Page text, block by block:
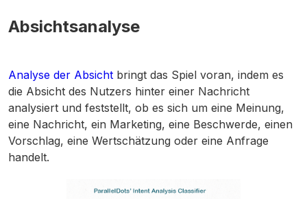
Absichtsanalyse
Analyse der Absicht bringt das Spiel voran, indem es
die Absicht des Nutzers hinter einer Nachricht
analysiert und feststellt, ob es sich um eine Meinung,
eine Nachricht, ein Marketing, eine Beschwerde, einen
Vorschlag, eine Wertschätzung oder eine Anfrage
handelt.